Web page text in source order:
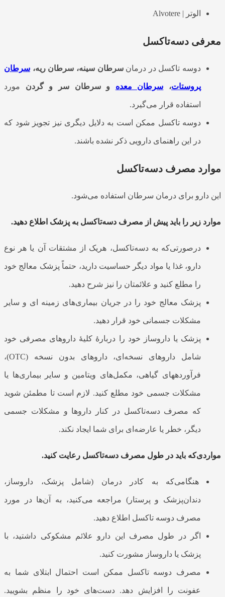
الوتر | Alvotere
معرفی دسه‌‌تاکسل
دوسه تاکسل در درمانسرطان سینه، سرطان ریه، سرطان
پروستات، سرطان معده و سرطان سر و گردن مورد
استفاده قرار می‌گیرد.
دوسه تاکسل ممکن است به دلایل دیگری نیز تجویز شود که
در این راهنمای دارویی ذکر نشده باشند.
موارد مصرف دسه‌‌تاکسل
این دارو برای درمان سرطان استفاده می‌شود.
موارد زیر را باید پیش از مصرف دسه‌‌تاکسل به پزشک اطلاع دهید.
درصورتی‌که به دسه‌تاکسل، هریک از مشتقات آن یا هر نوع
دارو، غذا یا مواد دیگر حساسیت دارید، حتماً پزشک معالج خود
را مطلع کنید و علائمتان را نیز شرح دهید.
پزشک معالج خود را در جریان بیماری‌های زمینه ای و سایر
مشکلات جسمانی خود قرار دهید.
پزشک یا داروساز خود را دربارۀ کلیۀ داروهای مصرفی خود
شامل داروهای نسخه‌ای، داروهای بدون نسخه (OTC)،
فرآورده‎های گیاهی، مکمل‌های ویتامین و سایر بیماری‌ها یا
مشکلات جسمی خود مطلع کنید. لازم است تا مطمئن شوید
که مصرف دسه‌تاکسل در کنار داروها و مشکلات جسمی
دیگر، خطر یا عارضه‌ای برای شما ایجاد نکند.
مواردی‌که باید در طول مصرف دسه‌‌تاکسل رعایت کنید.
هنگامی‌که به کادر درمان (شامل پزشک، داروساز،
دندان‌پزشک و پرستار) مراجعه می‌کنید، به آن‌ها در مورد
مصرف دوسه تاکسل اطلاع دهید.
اگر در طول مصرف این دارو علائم مشکوکی داشتید، با
پزشک یا داروساز مشورت کنید.
مصرف دوسه تاکسل ممکن است احتمال ابتلای شما به
عفونت را افزایش دهد. دست‌های خود را منظم بشویید.